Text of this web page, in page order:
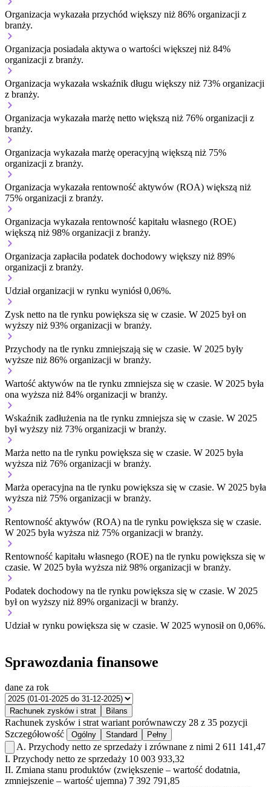
Organizacja wykazała przychód większy niż 86% organizacji z
branży.
Organizacja posiadała aktywa o wartości większej niż 84%
organizacji z branży.
Organizacja wykazała wskaźnik długu większy niż 73% organizacji
z branży.
Organizacja wykazała marżę netto większą niż 76% organizacji z
branży.
Organizacja wykazała marżę operacyjną większą niż 75%
organizacji z branży.
Organizacja wykazała rentowność aktywów (ROA) większą niż
75% organizacji z branży.
Organizacja wykazała rentowność kapitału własnego (ROE)
większą niż 98% organizacji z branży.
Organizacja zapłaciła podatek dochodowy większy niż 89%
organizacji z branży.
Udział organizacji w rynku wyniósł 0,06%.
Zysk netto na tle rynku powiększa się w czasie. W 2025 był on
wyższy niż 93% organizacji w branży.
Przychody na tle rynku zmniejszają się w czasie. W 2025 były
wyższe niż 86% organizacji w branży.
Wartość aktywów na tle rynku zmniejsza się w czasie. W 2025 była
ona wyższa niż 84% organizacji w branży.
Wskaźnik zadłużenia na tle rynku zmniejsza się w czasie. W 2025
był wyższy niż 73% organizacji w branży.
Marża netto na tle rynku powiększa się w czasie. W 2025 była
wyższa niż 76% organizacji w branży.
Marża operacyjna na tle rynku powiększa się w czasie. W 2025 była
wyższa niż 75% organizacji w branży.
Rentowność aktywów (ROA) na tle rynku powiększa się w czasie.
W 2025 była wyższa niż 75% organizacji w branży.
Rentowność kapitału własnego (ROE) na tle rynku powiększa się w
czasie. W 2025 była wyższa niż 98% organizacji w branży.
Podatek dochodowy na tle rynku powiększa się w czasie. W 2025
był on wyższy niż 89% organizacji w branży.
Udział w rynku powiększa się w czasie. W 2025 wynosił on 0,06%.
Sprawozdania finansowe
dane za rok
Rachunek zysków i strat Bilans
Rachunek zysków i strat wariant porównawczy 28 z 35 pozycji
Szczegółowość
Ogólny Standard Pełny
A. Przychody netto ze sprzedaży i zrównane z nimi 2 611 141,47
I. Przychody netto ze sprzedaży 10 003 933,32
II. Zmiana stanu produktów (zwiększenie – wartość dodatnia,
zmniejszenie – wartość ujemna) 7 392 791,85